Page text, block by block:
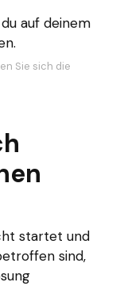
auf deinem
Sie sich die
startet und
sind,